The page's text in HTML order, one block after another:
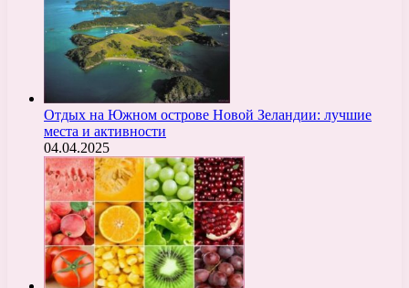
Отдых на Южном острове Новой Зеландии: лучшие
места и активности
04.04.2025